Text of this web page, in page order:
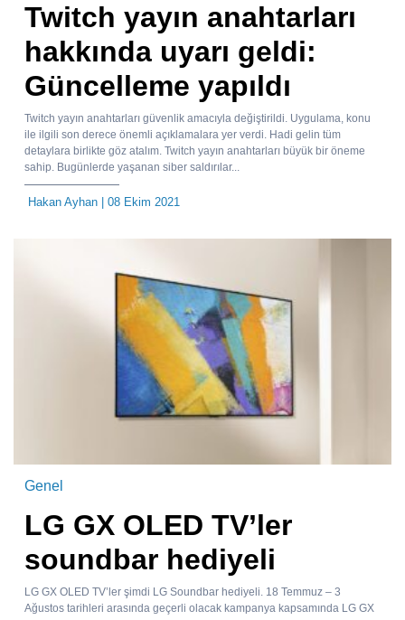
Twitch yayın anahtarları
hakkında uyarı geldi:
Güncelleme yapıldı
Twitch yayın anahtarları güvenlik amacıyla değiştirildi. Uygulama, konu
ile ilgili son derece önemli açıklamalara yer verdi. Hadi gelin tüm
detaylara birlikte göz atalım. Twitch yayın anahtarları büyük bir öneme
sahip. Bugünlerde yaşanan siber saldırılar...
Hakan Ayhan | 08 Ekim 2021
Genel
LG GX OLED TV’ler
soundbar hediyeli
LG GX OLED TV’ler şimdi LG Soundbar hediyeli. 18 Temmuz – 3
Ağustos tarihleri arasında geçerli olacak kampanya kapsamında LG GX